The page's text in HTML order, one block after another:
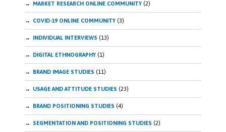
MARKET RESEARCH ONLINE COMMUNITY (2)
COVID-19 ONLINE COMMUNITY (3)
INDIVIDUAL INTERVIEWS (13)
DIGITAL ETHNOGRAPHY (1)
BRAND IMAGE STUDIES (11)
USAGE AND ATTITUDE STUDIES (23)
BRAND POSITIONING STUDIES (4)
SEGMENTATION AND POSITIONING STUDIES (2)